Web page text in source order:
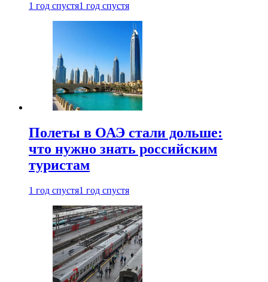
1 год спустя1 год спустя
Полеты в ОАЭ стали дольше:
что нужно знать российским
туристам
1 год спустя1 год спустя